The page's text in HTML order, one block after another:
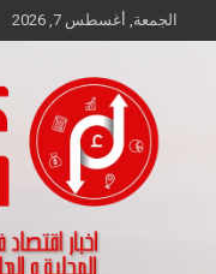
to
الجمعة, أغسطس 7, 2026